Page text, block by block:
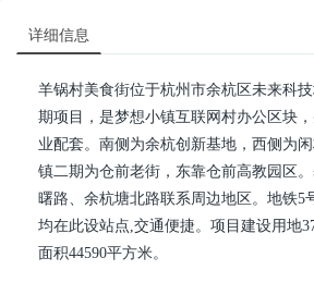
详细信息
羊锅村美食街位于杭州市余杭区未来科
期项目，是梦想小镇互联网村办公区块
业配套。南侧为余杭创新基地，西侧为
镇二期为仓前老街，东靠仓前高教园区
曙路、余杭塘北路联系周边地区。地铁5
均在此设站点,交通便捷。项目建设用地
面积44590平方米。